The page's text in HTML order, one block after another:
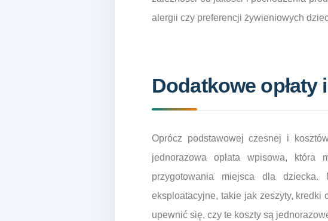
alergii czy preferencji żywieniowych
Dodatkowe opłaty
Oprócz podstawowej czesnej i
jednorazowa opłata wpisowa, która
przygotowania miejsca dla dziecka.
eksploatacyjne, takie jak zeszyty, kredki
upewnić się, czy te koszty są